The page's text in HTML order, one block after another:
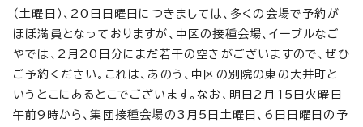
（土曜日）、20日日曜日につきましては、多くの会場で予約が
ほぼ満員となっておりますが、中区の接種会場、イーブルなご
やでは、2月20日分にまだ若干の空きがございますので、ぜひ
ご予約ください。これは、あのう、中区の別院の東の大井町と
いうとこにあるとこでございます。なお、明日2月15日火曜日
午前9時から、集団接種会場の3月5日土曜日、6日日曜日の予